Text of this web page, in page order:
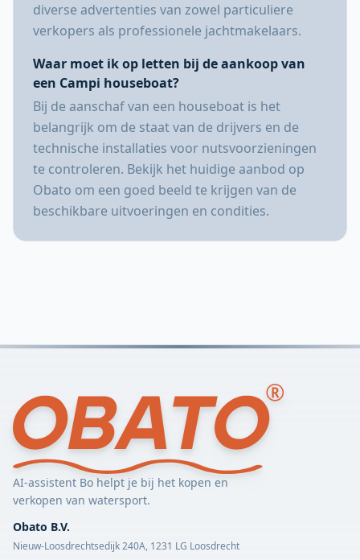
diverse advertenties van zowel particuliere
verkopers als professionele jachtmakelaars.
Waar moet ik op letten bij de aankoop van
een Campi houseboat?
Bij de aanschaf van een houseboat is het
belangrijk om de staat van de drijvers en de
technische installaties voor nutsvoorzieningen
te controleren. Bekijk het huidige aanbod op
Obato om een goed beeld te krijgen van de
beschikbare uitvoeringen en condities.
AI-assistent Bo helpt je bij het kopen en
verkopen van watersport.
Obato B.V.
Nieuw-Loosdrechtsedijk 240A, 1231 LG Loosdrecht